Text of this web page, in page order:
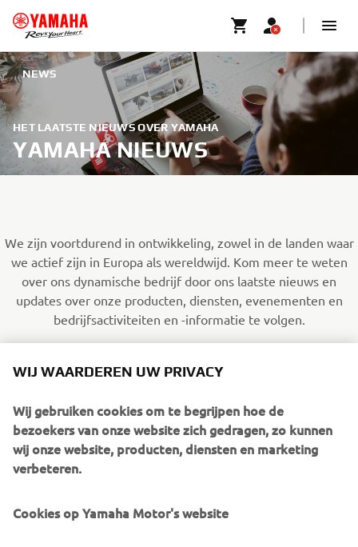
NEWS
HET LAATSTE NIEUWS OVER YAMAHA
YAMAHA NIEUWS
We zijn voortdurend in ontwikkeling, zowel in de landen waar
we actief zijn in Europa als wereldwijd. Kom meer te weten
over ons dynamische bedrijf door ons laatste nieuws en
updates over onze producten, diensten, evenementen en
bedrijfsactiviteiten en -informatie te volgen.
Filters (1)
WIJ WAARDEREN UW PRIVACY
Wij gebruiken cookies om te begrijpen hoe de
bezoekers van onze website zich gedragen, zo kunnen
wij onze website, producten, diensten en marketing
verbeteren.
Cookies op Yamaha Motor's website